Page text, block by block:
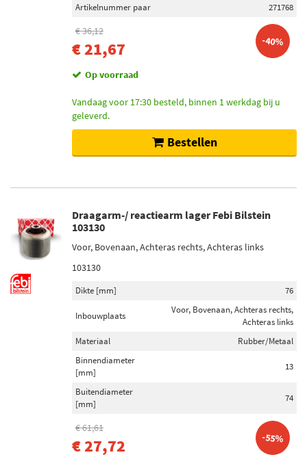
Artikelnummer paar
271768
€ 36,12
€ 21,67 -40%
Op voorraad
Vandaag voor 17:30 besteld, binnen 1 werkdag bij u
geleverd.
Bestellen
Draagarm-/ reactiearm lager Febi Bilstein
103130
Voor, Bovenaan, Achteras rechts, Achteras links
103130
Dikte [mm] 76
Inbouwplaats
Voor, Bovenaan, Achteras rechts,
Achteras links
Materiaal
Rubber/Metaal
Binnendiameter
[mm]
13
Buitendiameter
[mm]
74
€ 61,61
€ 27,72 -55%